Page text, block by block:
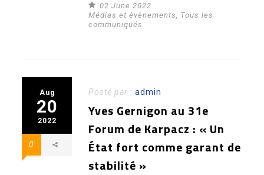
02 June 2022
Médias et évènements
Tous les
communiqués
Aug
20
2022
0
Posté par :admin
Yves Gernigon au 31e
Forum de Karpacz : « Un
État fort comme garant de
stabilité »